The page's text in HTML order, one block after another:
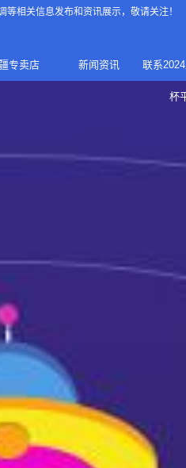
等相关信息发布和资讯展示，敬请关注！
专卖店 新闻资讯 联系
杯